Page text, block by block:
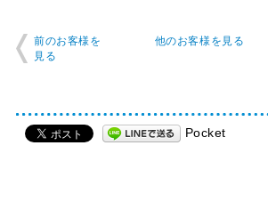
前のお客様を
見る
他のお客様を見る
Pocket